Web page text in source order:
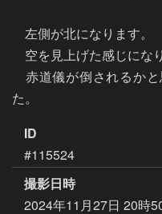
左側が北になります。
空を見上げた感じにな
赤道儀が倒されるか
ID
#115524
撮影日時
2024年11月27日 20時